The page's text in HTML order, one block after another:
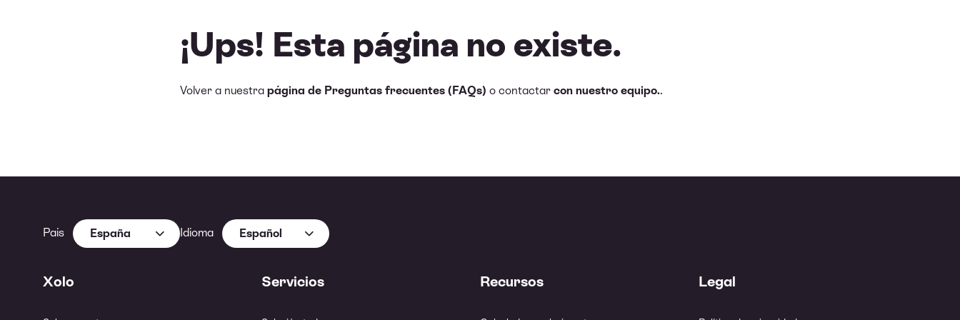
¡Ups! Esta página no existe.
Volver a nuestra página de Preguntas frecuentes (FAQs) o contactar con nuestro equipo..
País España Idioma Español
Xolo Servicios Recursos Legal